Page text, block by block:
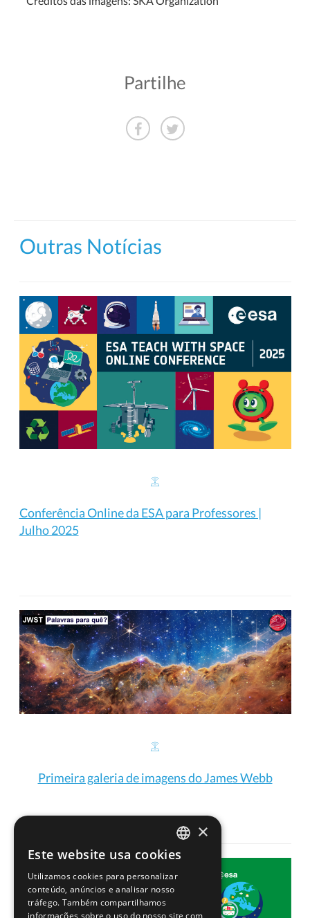
Partilhe
Outras Notícias
Conferência Online da ESA para Professores |
Julho 2025
Primeira galeria de imagens do James Webb
PORTUGUESE
ENGLISH
×
Este website usa cookies
Utilizamos cookies para personalizar
conteúdo, anúncios e analisar nosso
tráfego. Também compartilhamos
informações sobre o uso do nosso site com